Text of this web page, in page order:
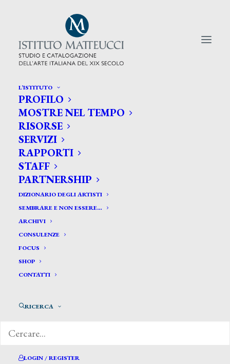
L’ISTITUTO
PROFILO
MOSTRE NEL TEMPO
RISORSE
SERVIZI
RAPPORTI
STAFF
PARTNERSHIP
DIZIONARIO DEGLI ARTISTI
SEMBRARE E NON ESSERE…
ARCHIVI
CONSULENZE
FOCUS
SHOP
CONTATTI
RICERCA
LOGIN / REGISTER
CERCA TRA GLI ARTISTI:
Search
for:
Silvestri Silvestro*
SILVESTRI SILVESTRO
dopo il 1920